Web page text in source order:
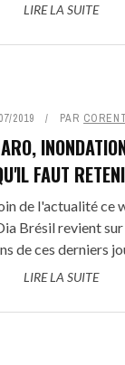
LIRE LA SUITE
2019 PAR
FAUT
de l'actualité ce
Brésil revient
de ces derniers
LIRE LA SUITE